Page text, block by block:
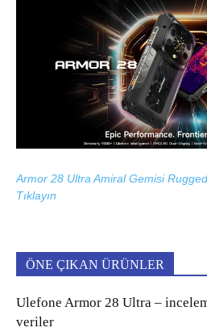
Armor 28 Ultra Amiral Gemisi
Tıklayın
ÖNE ÇIKAN ÜRÜNLER
Ulefone Armor 28 Ultra –
veriler